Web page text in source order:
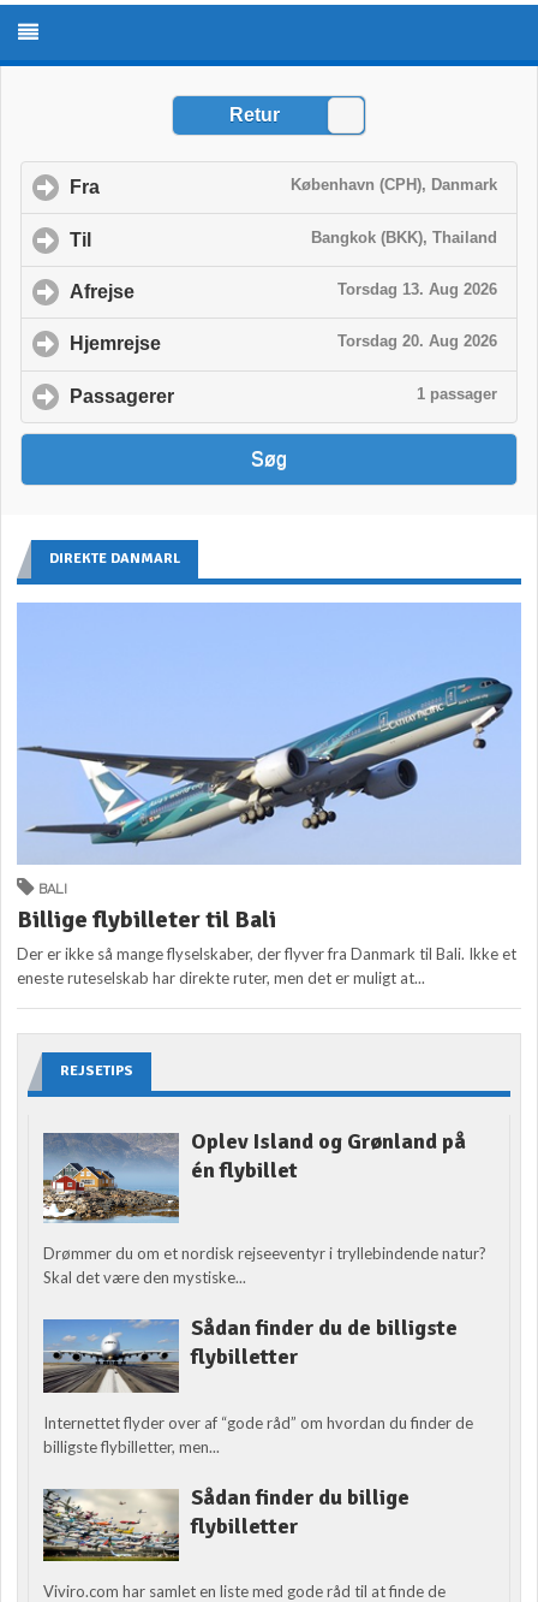
DIREKTE DANMARL
BALI
Billige flybilleter til Bali
Der er ikke så mange flyselskaber, der flyver fra Danmark til Bali. Ikke et
eneste ruteselskab har direkte ruter, men det er muligt at...
REJSETIPS
Oplev Island og Grønland på
én flybillet
Drømmer du om et nordisk rejseeventyr i tryllebindende natur?
Skal det være den mystiske...
Sådan finder du de billigste
flybilletter
Internettet flyder over af “gode råd” om hvordan du finder de
billigste flybilletter, men...
Sådan finder du billige
flybilletter
Viviro.com har samlet en liste med gode råd til at finde de